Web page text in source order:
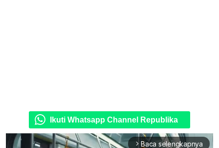
Ikuti Whatsapp Channel Republika
arrow_forward_ios Baca selengkapnya